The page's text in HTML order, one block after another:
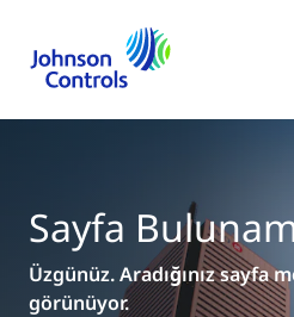
Sayfa
Üzgünüz. Aradığınız sayfa
görünüyor.